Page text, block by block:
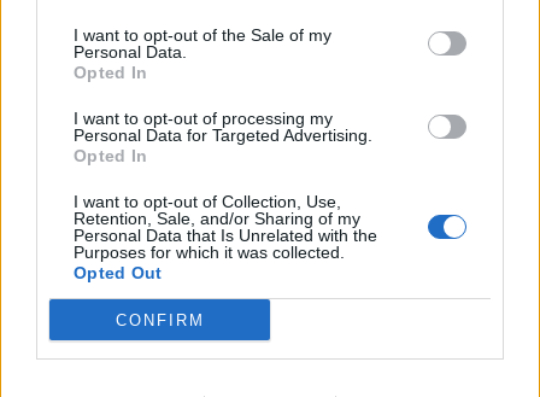
I want to opt-out of the Sale of my
Personal Data.
Opted In
I want to opt-out of processing my
Personal Data for Targeted Advertising.
Opted In
I want to opt-out of Collection, Use,
Retention, Sale, and/or Sharing of my
Personal Data that Is Unrelated with the
Purposes for which it was collected.
Opted Out
CONFIRM
υπογραφή της Lidl Ελλάς
και ισχυρό ανεκτέλεστο
συμβάσεων το πρώτο εξάμηνο
του 2026
Apollo Global Management:
Εξαγοράζει την EasyJet έναντι 7,7